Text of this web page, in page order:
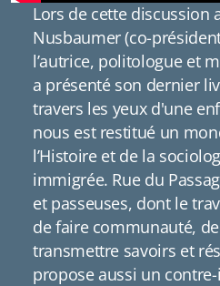
Lors de cette discussion
Nusbaumer (co-
l’autrice, politologue et
a présenté son dernier
travers les yeux d'une
nous est restitué un
l’Histoire et de la
immigrée. Rue du
et passeuses, dont le
de faire communauté,
transmettre savoirs et
propose aussi un